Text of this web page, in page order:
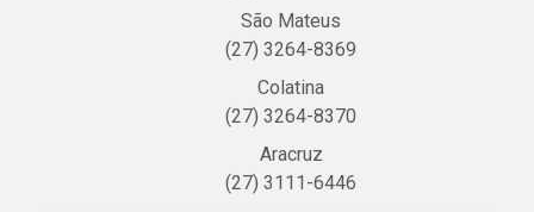
São Mateus
(27) 3264-8369
Colatina
(27) 3264-8370
Aracruz
(27) 3111-6446